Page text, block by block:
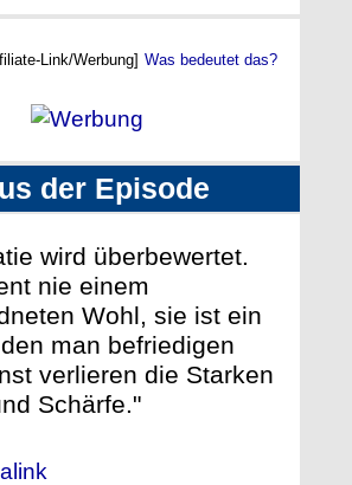
Link/Werbung] Was bedeutet das?
der Episode
wird überbewertet.
nie einem
Wohl, sie ist ein
man befriedigen
verlieren die Starken
Schärfe."